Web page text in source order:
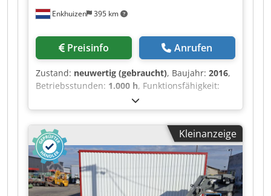
Enkhuizen 395 km
Preisinfo Anrufen
Zustand: neuwertig (gebraucht), Baujahr: 2016,
Betriebsstunden: 1.000 h, Funktionsfähigkeit:
Schleppkettentransportsysteme (5 Stück) in
ausgezeichnetem Zustand (nur wenige Monate
im Einsatz gewesen) Credpeyc Nfgsfx Ammsf
Kleinanzeige